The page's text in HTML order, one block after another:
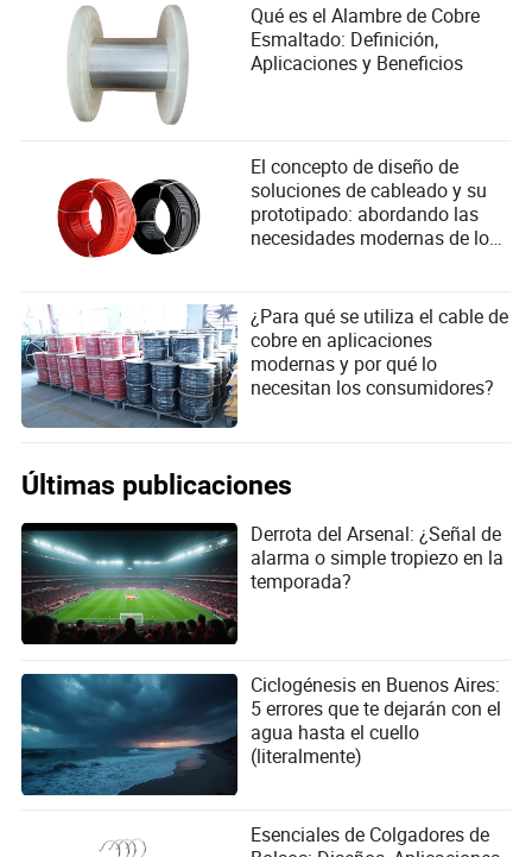
Qué es el Alambre de Cobre
Esmaltado: Definición,
Aplicaciones y Beneficios
El concepto de diseño de
soluciones de cableado y su
prototipado: abordando las
necesidades modernas de los
¿Para qué se utiliza el cable de
cobre en aplicaciones
modernas y por qué lo
necesitan los consumidores?
Últimas publicaciones
Derrota del Arsenal: ¿Señal de
alarma o simple tropiezo en la
temporada?
Ciclogénesis en Buenos Aires:
5 errores que te dejarán con el
agua hasta el cuello
(literalmente)
Esenciales de Colgadores de